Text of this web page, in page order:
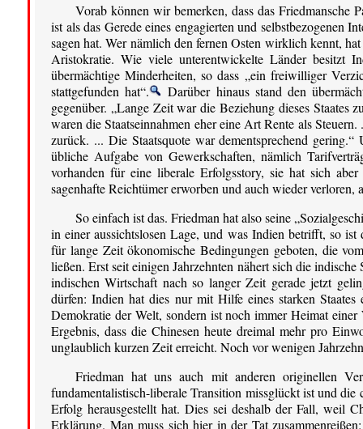
Vorab können wir bemerken, dass das Friedmansche
ist als das Gerede eines engagierten und selbstbezogenen
sagen hat. Wer nämlich den fernen Osten wirklich kennt,
Aristokratie. Wie viele unterentwickelte Länder besitzt
übermächtige Minderheiten, so dass „ein freiwilliger
stattgefunden hat“.
Darüber hinaus stand den
gegenüber. „Lange Zeit war die Beziehung dieses
waren die Staatseinnahmen eher eine Art Rente als
zurück. ... Die Staatsquote war dementsprechend
übliche Aufgabe von Gewerkschaften, nämlich
vorhanden für eine liberale Erfolgsstory, sie hat sich
sagenhafte Reichtümer erworben und auch wieder
So einfach ist das. Friedman hat also seine
in einer aussichtslosen Lage, und was Indien betrifft, so
für lange Zeit ökonomische Bedingungen geboten, die
ließen. Erst seit einigen Jahrzehnten nähert sich die
indischen Wirtschaft nach so langer Zeit gerade jetzt
dürfen: Indien hat dies nur mit Hilfe eines starken
Demokratie der Welt, sondern ist noch immer Heimat
Ergebnis, dass die Chinesen heute dreimal mehr pro
unglaublich kurzen Zeit erreicht. Noch vor wenigen
Friedman hat uns auch mit anderen originellen
fundamentalistisch-liberale Transition missglückt ist und
Erfolg herausgestellt hat. Dies sei deshalb der Fall, weil
Erklärung. Man muss sich hier in der Tat